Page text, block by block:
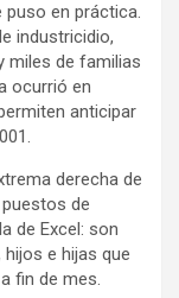
en práctica.
industricidio,
miles de familias
ocurrió en
anticipar
derecha de
de
de Excel: son
e hijas que
fin de mes.